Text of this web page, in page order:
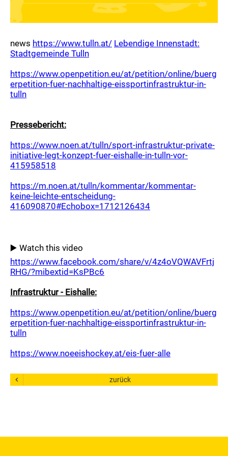
Betreuer
Trainingszeiten
U14 Jahrgang 2013/14 Mädchen 2012
Kader
Betreuer
Trainingszeiten
Betreuer
Trainingszeiten
Kader
Betreuer
KM II / Senioren / Hobby / Monducks
Kader
Betreuer
Trainingszeiten
U6 Rookie Jahrgang 2021 und Jünger Mädchen
2020
Kader
Betreuer
news https://www.tulln.at/ Lebendige Innenstadt:
Stadtgemeinde Tulln
https://www.openpetition.eu/at/petition/online/buerg
erpetition-fuer-nachhaltige-eissportinfrastruktur-in-
tulln
Pressebericht:
https://www.noen.at/tulln/sport-infrastruktur-private-
initiative-legt-konzept-fuer-eishalle-in-tulln-vor-
415958518
https://m.noen.at/tulln/kommentar/kommentar-
keine-leichte-entscheidung-
416090870#Echobox=1712126434
▶️ Watch this video
https://www.facebook.com/share/v/4z4oVQWAVFrtj
RHG/?mibextid=KsPBc6
Infrastruktur - Eishalle:
https://www.openpetition.eu/at/petition/online/buerg
erpetition-fuer-nachhaltige-eissportinfrastruktur-in-
tulln
https://www.noeeishockey.at/eis-fuer-alle
chevron_left zurück